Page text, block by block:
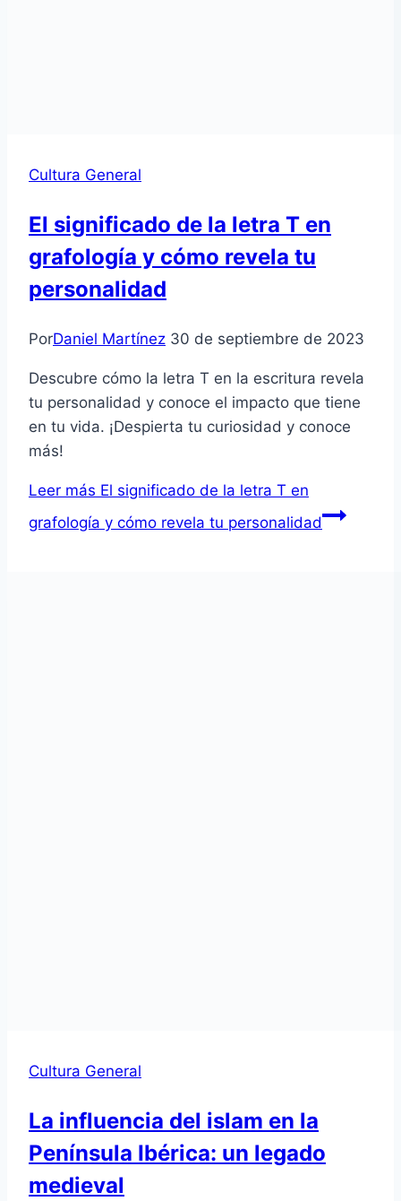
Cultura General
El significado de la letra T en
grafología y cómo revela tu
personalidad
PorDaniel Martínez 30 de septiembre de 2023
Descubre cómo la letra T en la escritura revela
tu personalidad y conoce el impacto que tiene
en tu vida. ¡Despierta tu curiosidad y conoce
más!
Leer más El significado de la letra T en
grafología y cómo revela tu personalidad
Cultura General
La influencia del islam en la
Península Ibérica: un legado
medieval